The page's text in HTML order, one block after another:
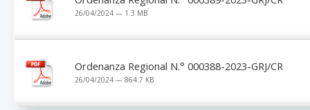
26/04/2024 — 1.3 MB
Ordenanza Regional N.° 000388-2023-GRJ/CR
26/04/2024 — 864.7 KB